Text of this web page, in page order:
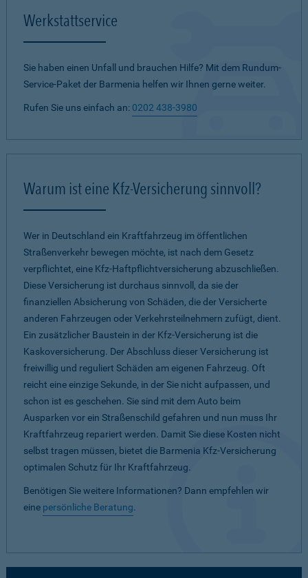
Werkstattservice
Sie haben einen Unfall und brauchen Hilfe? Mit dem Rundum-
Service-Paket der Barmenia helfen wir Ihnen gerne weiter.
Rufen Sie uns einfach an: 0202 438-3980
Warum ist eine Kfz-Versicherung sinnvoll?
Wer in Deutschland ein Kraftfahrzeug im öffentlichen
Straßenverkehr bewegen möchte, ist nach dem Gesetz
verpflichtet, eine Kfz-Haftpflichtversicherung abzuschließen.
Diese Versicherung ist durchaus sinnvoll, da sie der
finanziellen Absicherung von Schäden, die der Versicherte
anderen Fahrzeugen oder Verkehrsteilnehmern zufügt, dient.
Ein zusätzlicher Baustein in der Kfz-Versicherung ist die
Kaskoversicherung. Der Abschluss dieser Versicherung ist
freiwillig und reguliert Schäden am eigenen Fahrzeug. Oft
reicht eine einzige Sekunde, in der Sie nicht aufpassen, und
schon ist es geschehen. Sie sind mit dem Auto beim
Ausparken vor ein Straßenschild gefahren und nun muss Ihr
Kraftfahrzeug repariert werden. Damit Sie diese Kosten nicht
selbst tragen müssen, bietet die Barmenia Kfz-Versicherung
optimalen Schutz für Ihr Kraftfahrzeug.
Benötigen Sie weitere Informationen? Dann empfehlen wir
eine persönliche Beratung.